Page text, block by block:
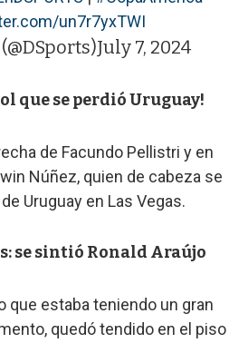
un7r7yxTWI
July 7, 2024
que se perdió Uruguay!
de Facundo Pellistri y en
Núñez, quien de cabeza se
Uruguay en Las Vegas.
se sintió Ronald Araújo
que estaba teniendo un gran
quedó tendido en el piso